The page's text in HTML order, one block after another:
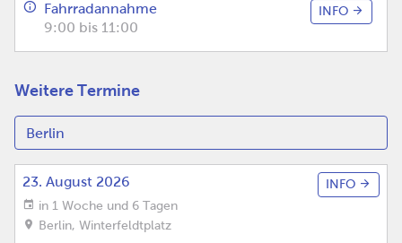
Fahrradannahme
9:00 bis 11:00
INFO
Weitere Termine
23. August 2026
in 1 Woche und 6 Tagen
Berlin, Winterfeldtplatz
INFO